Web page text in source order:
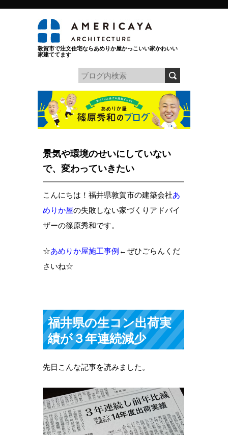
敦賀市で注文住宅ならあめりか屋かっこいい家かわいい
家建ててます
景気や環境のせいにしていない
で、変わっていきたい
こんにちは！福井県敦賀市の建築会社あ
めりか屋の失敗しない家づくりアドバイ
ザーの篠原秀和です。
☆あめりか屋施工事例 ←ぜひごらんくだ
さいね☆
福井県の生コン出荷実
績が３年連続減少
先日こんな記事を読みました。